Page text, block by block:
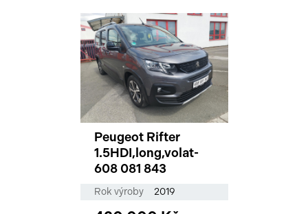
Peugeot Rifter
1.5HDI,long,volat-
608 081 843
Rok výroby 2019